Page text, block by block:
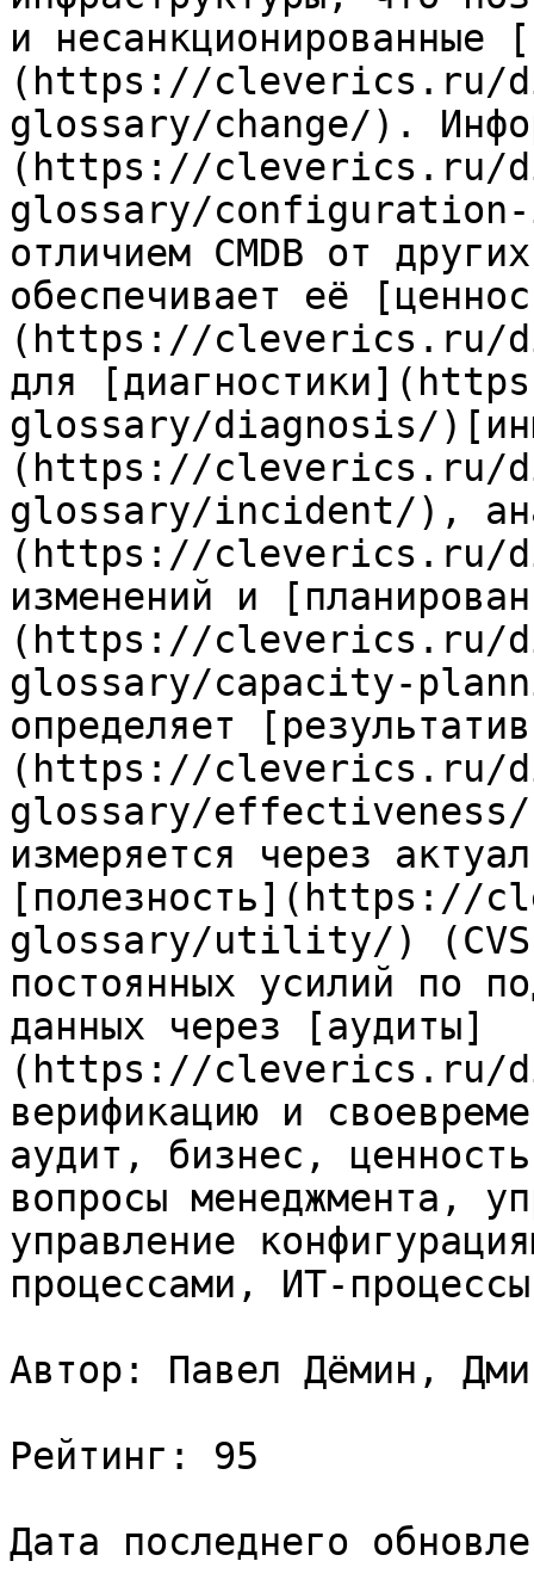
и несанкционированные
(https://cleverics.ru/
glossary/change/).
(https://cleverics.ru/
glossary/configuration-
отличием CMDB от
обеспечивает её
(https://cleverics.ru/
для
glossary/diagnosis/
(https://cleverics.ru/
glossary/incident/),
(https://cleverics.ru/
изменений и
(https://cleverics.ru/
glossary/capacity-
определяет
(https://cleverics.ru/
glossary/effectiveness/
измеряется через
glossary/utility/)
постоянных усилий по
данных через [аудиты]
(https://cleverics.ru/
верификацию и
аудит, бизнес,
вопросы менеджмента,
управление
процессами, ИТ-процессы
Автор: Павел Дёмин,
Рейтинг: 95
Дата последнего